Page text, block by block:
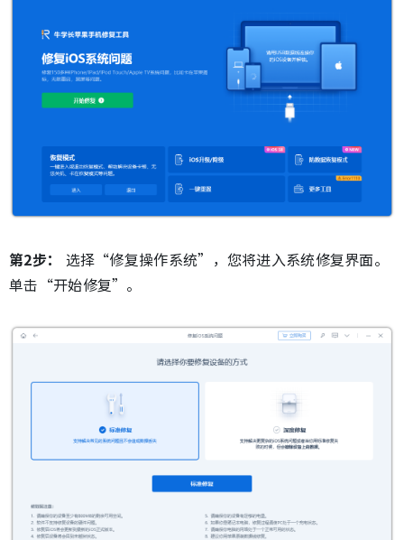
第2步： 选择“修复操作系统”，您将进入系统修复界面。
单击“开始修复”。